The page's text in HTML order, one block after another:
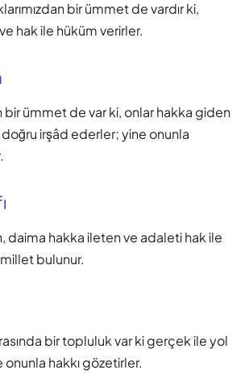
bir ümmet de vardır ki,
hak ile hüküm verirler.
bir ümmet de var ki, onlar hakka giden
irşâd ederler; yine onunla
daima hakka ileten ve adaleti hak ile
bulunur.
bir topluluk var ki gerçek ile yol
hakkı gözetirler.